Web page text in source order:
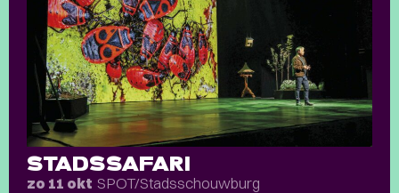
STADSSAFARI
zo 11 okt SPOT/Stadsschouwburg